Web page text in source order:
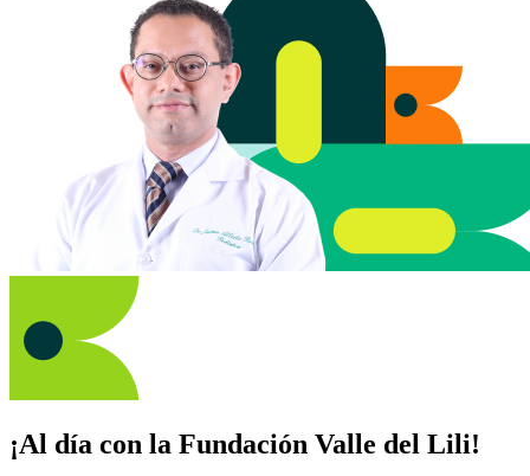
¡Al día con la Fundación Valle del Lili!